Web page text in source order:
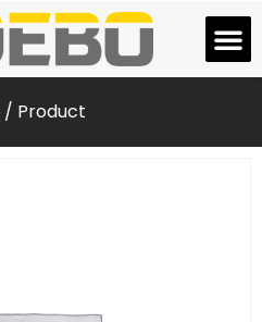
/ Product